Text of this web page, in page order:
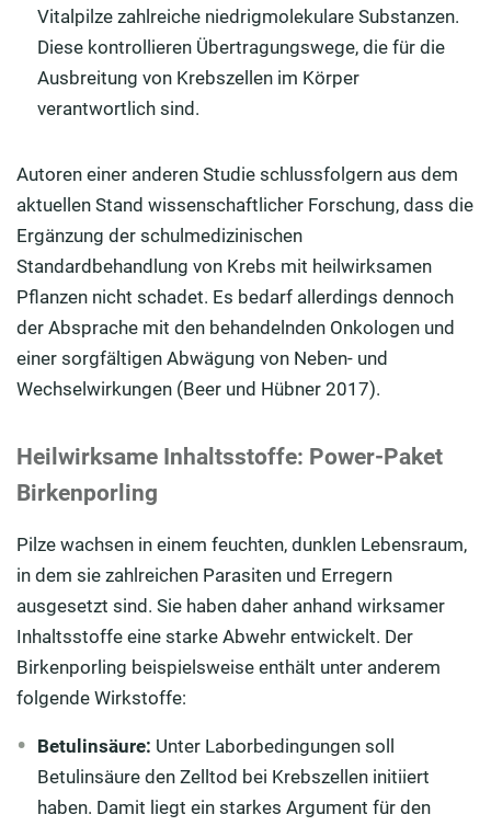
Vitalpilze zahlreiche niedrigmolekulare Substanzen.
Diese kontrollieren Übertragungswege, die für die
Ausbreitung von Krebszellen im Körper
verantwortlich sind.
Autoren einer anderen Studie schlussfolgern aus dem
aktuellen Stand wissenschaftlicher Forschung, dass die
Ergänzung der schulmedizinischen
Standardbehandlung von Krebs mit heilwirksamen
Pflanzen nicht schadet. Es bedarf allerdings dennoch
der Absprache mit den behandelnden Onkologen und
einer sorgfältigen Abwägung von Neben- und
Wechselwirkungen (Beer und Hübner 2017).
Heilwirksame Inhaltsstoffe: Power-Paket
Birkenporling
Pilze wachsen in einem feuchten, dunklen Lebensraum,
in dem sie zahlreichen Parasiten und Erregern
ausgesetzt sind. Sie haben daher anhand wirksamer
Inhaltsstoffe eine starke Abwehr entwickelt. Der
Birkenporling beispielsweise enthält unter anderem
folgende Wirkstoffe:
Betulinsäure: Unter Laborbedingungen soll
Betulinsäure den Zelltod bei Krebszellen initiiert
haben. Damit liegt ein starkes Argument für den